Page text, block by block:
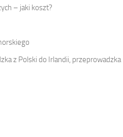
– jaki koszt?
z Polski do Irlandii, przeprowadzka